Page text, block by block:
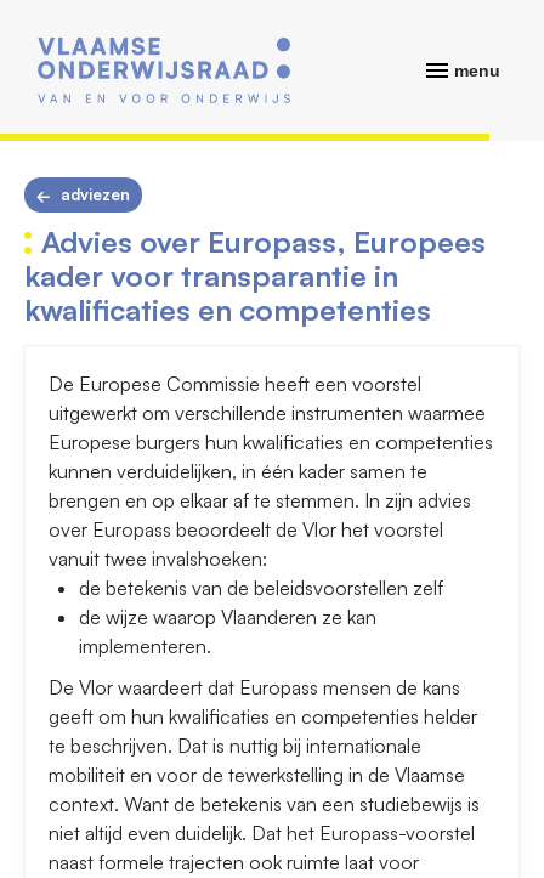
menu
adviezen
Advies over Europass, Europees
kader voor transparantie in
kwalificaties en competenties
De Europese Commissie heeft een voorstel
uitgewerkt om verschillende instrumenten waarmee
Europese burgers hun kwalificaties en competenties
kunnen verduidelijken, in één kader samen te
brengen en op elkaar af te stemmen. In zijn advies
over Europass beoordeelt de Vlor het voorstel
vanuit twee invalshoeken:
de betekenis van de beleidsvoorstellen zelf
de wijze waarop Vlaanderen ze kan
implementeren.
De Vlor waardeert dat Europass mensen de kans
geeft om hun kwalificaties en competenties helder
te beschrijven. Dat is nuttig bij internationale
mobiliteit en voor de tewerkstelling in de Vlaamse
context. Want de betekenis van een studiebewijs is
niet altijd even duidelijk. Dat het Europass-voorstel
naast formele trajecten ook ruimte laat voor